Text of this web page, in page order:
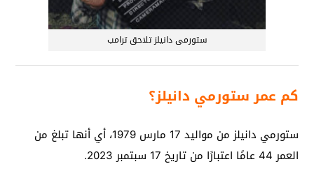
ستورمى دانيلز تلاحق ترامب
كم عمر ستورمي دانيلز؟
ستورمي دانيلز من مواليد 17 مارس 1979، أي أنها تبلغ من
العمر 44 عامًا اعتبارًا من تاريخ 17 سبتمبر 2023.